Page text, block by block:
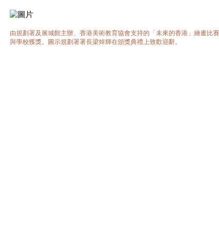
由規劃署及展城館主辦、香港美術教育協會支持的「未來的香港」繪畫
與學校獲獎。圖示規劃署署長梁焯輝在頒獎典禮上致歡迎辭。